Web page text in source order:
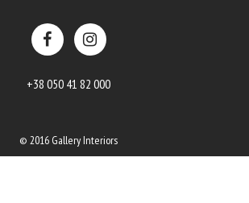
+38 050 41 82 000
© 2016 Gallery Interiors